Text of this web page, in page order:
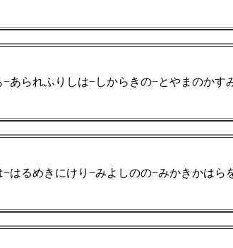
−あられふりしは−しからきの−とやまのかす
−はるめきにけり−みよしのの−みかきかはら